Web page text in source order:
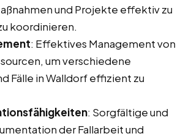
und Projekte effektiv zu
koordinieren.
: Effektives Management von
um verschiedene
Fälle in Walldorf effizient zu
: Sorgfältige und
der Fallarbeit und